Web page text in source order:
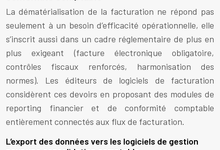
La dématérialisation de la facturation ne répond pas
seulement à un besoin d’efficacité opérationnelle, elle
s’inscrit aussi dans un cadre réglementaire de plus en
plus exigeant (facture électronique obligatoire,
contrôles fiscaux renforcés, harmonisation des
normes). Les éditeurs de logiciels de facturation
considèrent ces devoirs en proposant des modules de
reporting financier et de conformité comptable
entièrement connectés aux flux de facturation.
L’export des données vers les logiciels de gestion